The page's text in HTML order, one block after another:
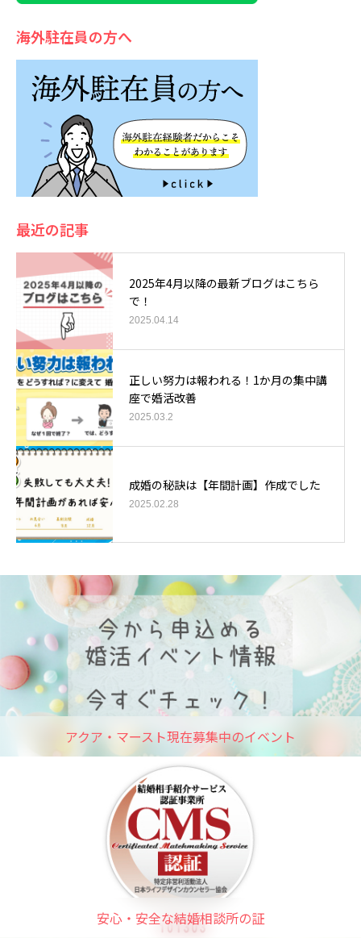
海外駐在員の方へ
最近の記事
2025年4月以降の最新ブログはこちら
で！
2025.04.14
正しい努力は報われる！1か月の集中講
座で婚活改善
2025.03.2
成婚の秘訣は【年間計画】作成でした
2025.02.28
アクア・マースト現在募集中のイベント
安心・安全な結婚相談所の証